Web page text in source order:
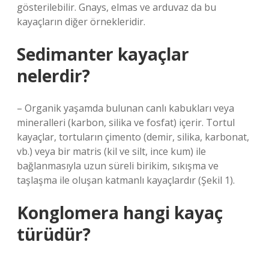
gösterilebilir. Gnays, elmas ve arduvaz da bu
kayaçların diğer örnekleridir.
Sedimanter kayaçlar
nelerdir?
– Organik yaşamda bulunan canlı kabukları veya
mineralleri (karbon, silika ve fosfat) içerir. Tortul
kayaçlar, tortuların çimento (demir, silika, karbonat,
vb.) veya bir matris (kil ve silt, ince kum) ile
bağlanmasıyla uzun süreli birikim, sıkışma ve
taşlaşma ile oluşan katmanlı kayaçlardır (Şekil 1).
Konglomera hangi kayaç
türüdür?